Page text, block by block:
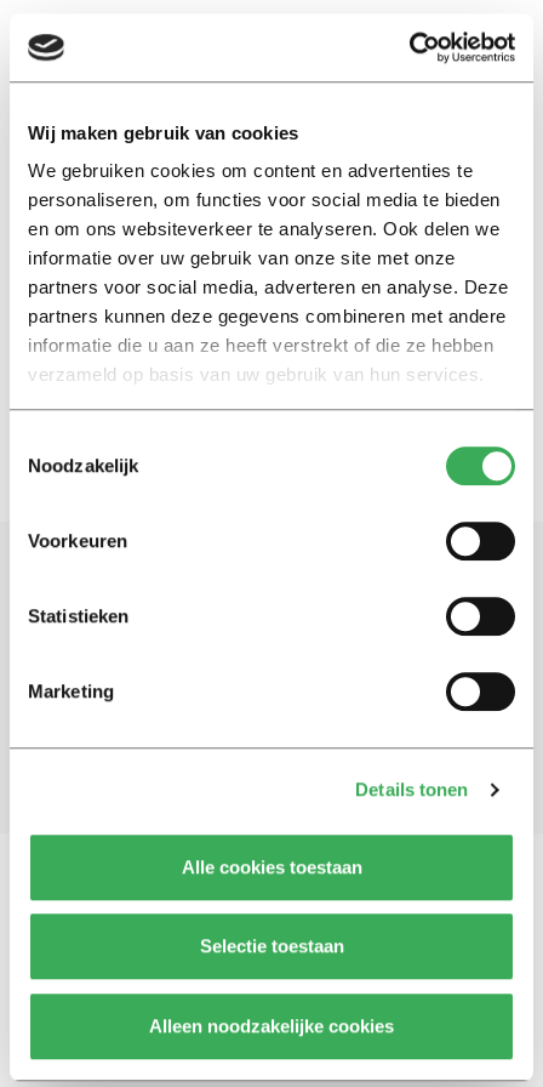
Wij maken gebruik van cookies
We gebruiken cookies om content en advertenties te
personaliseren, om functies voor social media te bieden
en om ons websiteverkeer te analyseren. Ook delen we
informatie over uw gebruik van onze site met onze
partners voor social media, adverteren en analyse. Deze
partners kunnen deze gegevens combineren met andere
informatie die u aan ze heeft verstrekt of die ze hebben
verzameld op basis van uw gebruik van hun services.
Noodzakelijk
Voorkeuren
Statistieken
Marketing
Details tonen
Alle cookies toestaan
Selectie toestaan
Alleen noodzakelijke cookies
EN
lage landen
Nieuws
Universiteit Antwerpen
introduceert biertje ‘Cum
Laude’
20 maart 2015
Blijf op de hoogte. Meld je aan voor de nieuwsbrief van
Aanmelden
Vragen, opmerkingen of tips?
© 2026 -Over ons Disclaimer Adverteren Werken bij Contact